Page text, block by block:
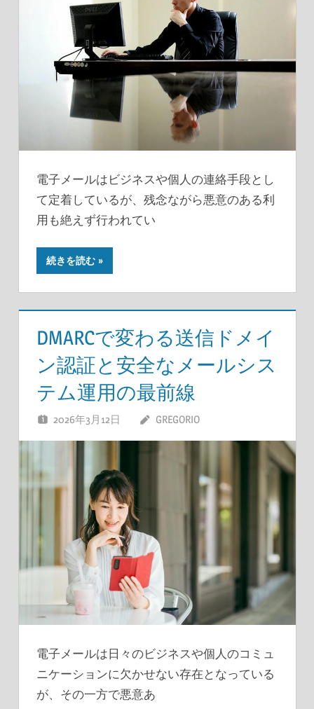
電子メールはビジネスや個人の連絡手段とし
て定着しているが、残念ながら悪意のある利
用も絶えず行われてい
続きを読む
DMARCで変わる送信ドメイ
ン認証と安全なメールシス
テム運用の最前線
2026年3月12日 GREGORIO
電子メールは日々のビジネスや個人のコミュ
ニケーションに欠かせない存在となっている
が、その一方で悪意あ